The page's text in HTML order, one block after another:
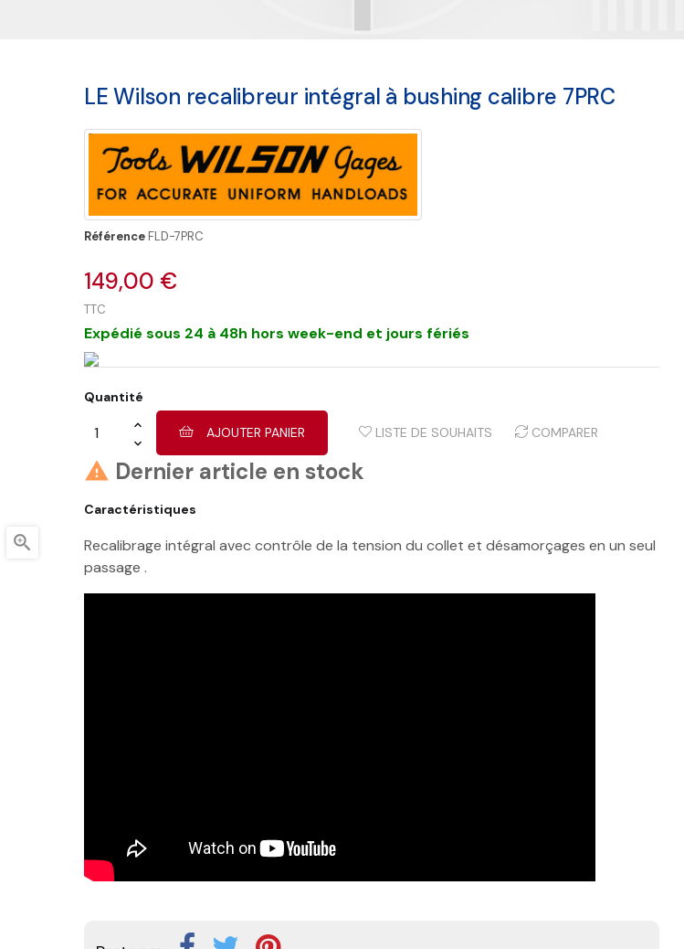

LE Wilson recalibreur intégral à bushing calibre 7PRC
RéférenceFLD-7PRC
149,00 €
TTC
Expédié sous 24 à 48h hors week-end et jours fériés
Quantité
AJOUTER PANIER LISTE DE SOUHAITS COMPARER
 Dernier article en stock
Caractéristiques
Recalibrage intégral avec contrôle de la tension du collet et désamorçages en un seul
passage .